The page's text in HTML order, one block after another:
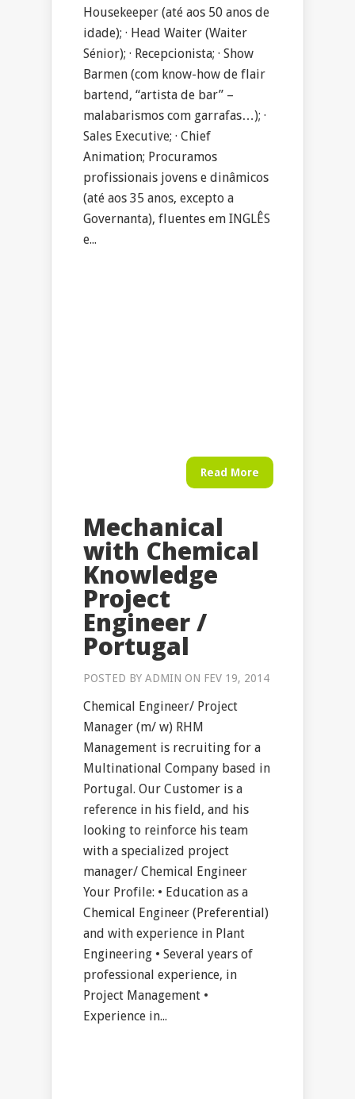
Housekeeper (até aos 50 anos de
idade); · Head Waiter (Waiter
Sénior); · Recepcionista; · Show
Barmen (com know-how de flair
bartend, “artista de bar” –
malabarismos com garrafas…); ·
Sales Executive; · Chief
Animation; Procuramos
profissionais jovens e dinâmicos
(até aos 35 anos, excepto a
Governanta), fluentes em INGLÊS
e...
Read More
Mechanical
with Chemical
Knowledge
Project
Engineer /
Portugal
POSTED BY ADMIN ON FEV 19, 2014
Chemical Engineer/ Project
Manager (m/ w) RHM
Management is recruiting for a
Multinational Company based in
Portugal. Our Customer is a
reference in his field, and his
looking to reinforce his team
with a specialized project
manager/ Chemical Engineer
Your Profile: • Education as a
Chemical Engineer (Preferential)
and with experience in Plant
Engineering • Several years of
professional experience, in
Project Management •
Experience in...